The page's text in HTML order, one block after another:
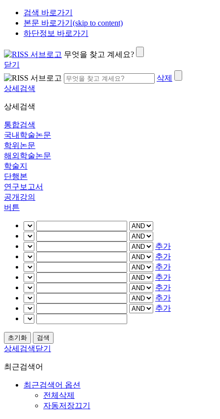
검색 바로가기
본문 바로가기(skip to content)
하단정보 바로가기
무엇을 찾고 계세요?
닫기
삭제
상세검색
상세검색
통합검색
국내학술논문
학위논문
해외학술논문
학술지
단행본
연구보고서
공개강의
버튼
추가
추가
추가
추가
추가
추가
추가
상세검색닫기
최근검색어
최근검색어 옵션
전체삭제
자동저장끄기